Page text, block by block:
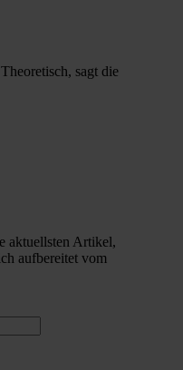
sagt die
aktuellsten Artikel,
aufbereitet vom